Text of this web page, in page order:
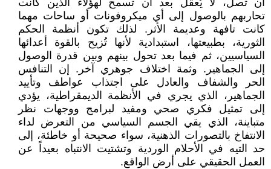
أن تصل، لا يُعقل بعد أن تسمح لهؤلاء الذين كانت
تحاربهم بالوصول إلى أي ميكروفونات أو ساحات مهما
كانت تافهة وعديمة الأثر. لذلك تكون أنظمة الحكم
الثورية، بطبيعتها، استبدادية لأنها تُزيح بالقوة أعدائها
السياسيين، ثم فيما بعد تحول بينهم وبين قدرة الوصول
إلى الجماهير. وثمة اختلاف جوهري آخر. إن التنافس
الحر والشفاف والعادل على اجتذاب عواطف وتأييد
الجماهير، الذي يجري في الأنظمة الديمقراطية، يؤدي
إلى تمثيل فكري صحي ومفيد لبرامج ووجهات نظر
متباينة، الذي يقي الجسم السياسي من التعرض لداء
الانتفاخ بالتصورات الذهنية، سواء صحيحة أو خاطئة، إلى
حد التيه في الأحلام الوردية وتشتيت الانتباه بعيداً عن
العمل الحقيقي على أرض الواقع.